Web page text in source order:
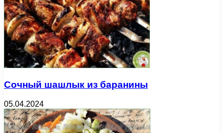
Сочный шашлык из баранины
05.04.2024